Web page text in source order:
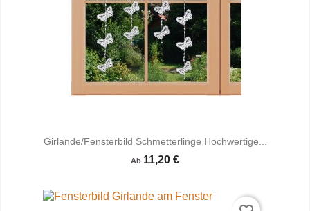
Girlande/Fensterbild Schmetterlinge Hochwertige...
Ab 11,20 €